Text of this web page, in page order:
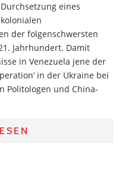
Durchsetzung eines
kolonialen
der folgenschwersten
Jahrhundert. Damit
in Venezuela jene der
in der Ukraine bei
Politologen und China-